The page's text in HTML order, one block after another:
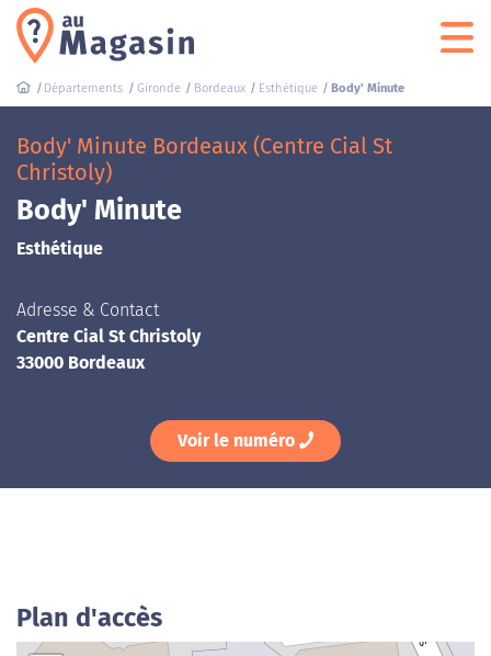
Départements Gironde Bordeaux Esthétique Body' Minute
Body' Minute Bordeaux (Centre Cial St
Christoly)
Body' Minute
Esthétique
Adresse & Contact
Centre Cial St Christoly
33000 Bordeaux
Voir le numéro
Plan d'accès